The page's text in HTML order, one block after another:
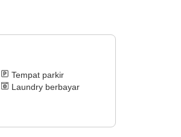
Tempat parkir
Laundry berbayar